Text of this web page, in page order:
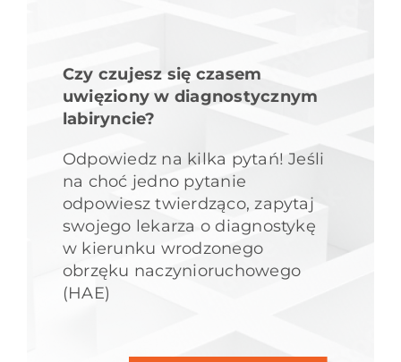
Czy czujesz się czasem
uwięziony w diagnostycznym
labiryncie?
Odpowiedz na kilka pytań! Jeśli
na choć jedno pytanie
odpowiesz twierdząco, zapytaj
swojego lekarza o diagnostykę
w kierunku wrodzonego
obrzęku naczynioruchowego
(HAE)